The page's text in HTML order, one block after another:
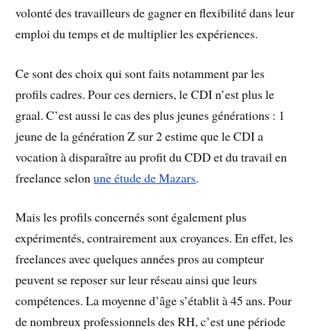
volonté des travailleurs de gagner en flexibilité dans leur
emploi du temps et de multiplier les expériences.
Ce sont des choix qui sont faits notamment par les
profils cadres. Pour ces derniers, le CDI n’est plus le
graal. C’est aussi le cas des plus jeunes générations : 1
jeune de la génération Z sur 2 estime que le CDI a
vocation à disparaître au profit du CDD et du travail en
freelance selonune étude de Mazars.
Mais les profils concernés sont également plus
expérimentés, contrairement aux croyances. En effet, les
freelances avec quelques années pros au compteur
peuvent se reposer sur leur réseau ainsi que leurs
compétences. La moyenne d’âge s’établit à 45 ans. Pour
de nombreux professionnels des RH, c’est une période